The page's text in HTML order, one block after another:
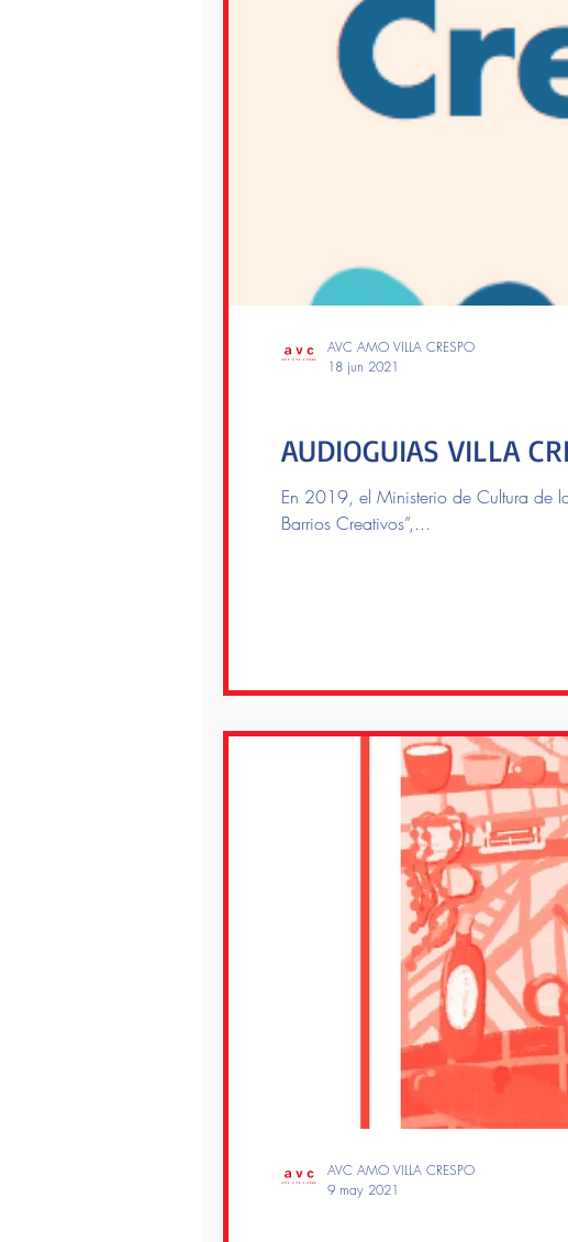
AUDIOGUIAS VILLA
En 2019, el Ministerio de Cultura de
Barrios Creativos”,...
AVC AMO VILLA CRESPO
18 jun 2021
AVC AMO VILLA CRESPO
9 may 2021